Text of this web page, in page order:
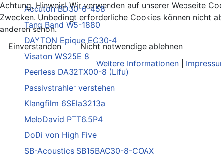
Accuton BD30-6-458
Tang Band W5-1880
DAYTON Epique EC30-4
Visaton WS25E 8
Peerless DA32TX00-8 (Lifu)
Passivstrahler verstehen
Klangfilm 6SEla3213a
MeloDavid PTT6.5P4
DoDi von High Five
SB-Acoustics SB15BAC30-8-COAX
Achtung, Hinweis! Wir verwenden auf unserer Webseite
Zwecken. Unbedingt erforderliche Cookies können nicht
anderen schon.
Einverstanden
Nicht notwendige ablehnen
Weitere Informationen